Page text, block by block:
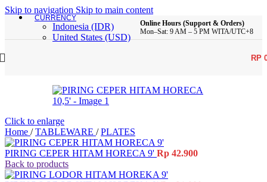
Skip to navigation Skip to main content
CURRENCY
Indonesia (IDR)
United States (USD)
Online Hours (Support & Orders)
Mon–Sat: 9 AM – 5 PM WITA/UTC+8
RP
Click to enlarge
Home / TABLEWARE / PLATES
PIRING CEPER HITAM HORECA 9' Rp 42.900
Back to products